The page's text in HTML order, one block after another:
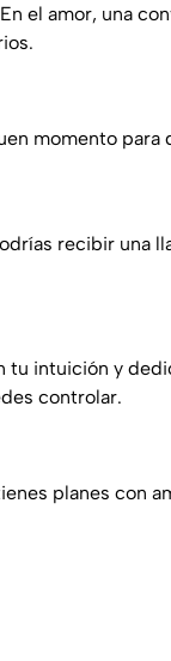
el amor, una
momento
recibir una
tu intuición y
controlar.
planes con